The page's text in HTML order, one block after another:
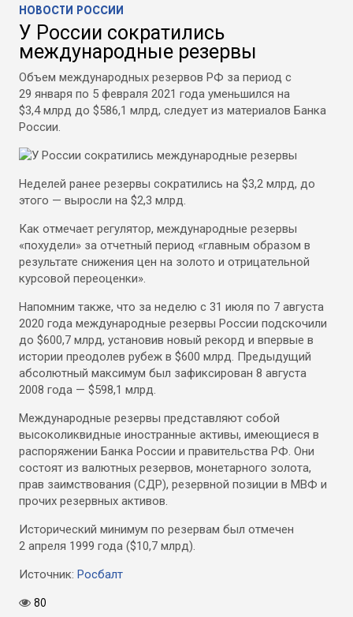
НОВОСТИ РОССИИ
У России сократились
международные резервы
Объем международных резервов РФ за период с
29 января по 5 февраля 2021 года уменьшился на
$3,4 млрд до $586,1 млрд, следует из материалов Банка
России.
Неделей ранее резервы сократились на $3,2 млрд, до
этого — выросли на $2,3 млрд.
Как отмечает регулятор, международные резервы
«похудели» за отчетный период «главным образом в
результате снижения цен на золото и отрицательной
курсовой переоценки».
Напомним также, что за неделю с 31 июля по 7 августа
2020 года международные резервы России подскочили
до $600,7 млрд, установив новый рекорд и впервые в
истории преодолев рубеж в $600 млрд. Предыдущий
абсолютный максимум был зафиксирован 8 августа
2008 года — $598,1 млрд.
Международные резервы представляют собой
высоколиквидные иностранные активы, имеющиеся в
распоряжении Банка России и правительства РФ. Они
состоят из валютных резервов, монетарного золота,
прав заимствования (СДР), резервной позиции в МВФ и
прочих резервных активов.
Исторический минимум по резервам был отмечен
2 апреля 1999 года ($10,7 млрд).
Источник: Росбалт
80